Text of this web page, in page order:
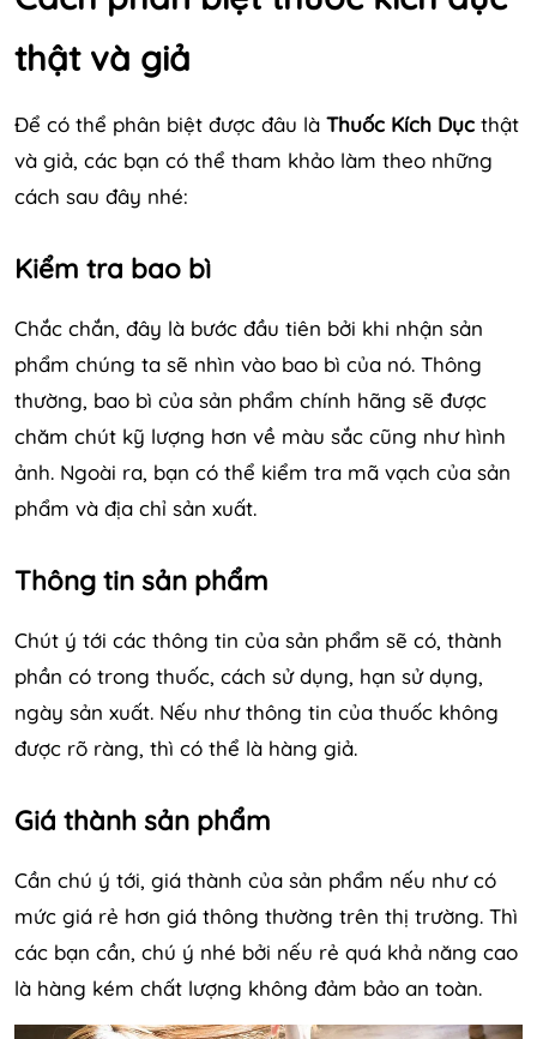
thật và giả
Để có thể phân biệt được đâu là Thuốc Kích Dục thật
và giả, các bạn có thể tham khảo làm theo những
cách sau đây nhé:
Kiểm tra bao bì
Chắc chắn, đây là bước đầu tiên bởi khi nhận sản
phẩm chúng ta sẽ nhìn vào bao bì của nó. Thông
thường, bao bì của sản phẩm chính hãng sẽ được
chăm chút kỹ lượng hơn về màu sắc cũng như hình
ảnh. Ngoài ra, bạn có thể kiểm tra mã vạch của sản
phẩm và địa chỉ sản xuất.
Thông tin sản phẩm
Chút ý tới các thông tin của sản phẩm sẽ có, thành
phần có trong thuốc, cách sử dụng, hạn sử dụng,
ngày sản xuất. Nếu như thông tin của thuốc không
được rõ ràng, thì có thể là hàng giả.
Giá thành sản phẩm
Cần chú ý tới, giá thành của sản phẩm nếu như có
mức giá rẻ hơn giá thông thường trên thị trường. Thì
các bạn cần, chú ý nhé bởi nếu rẻ quá khả năng cao
là hàng kém chất lượng không đảm bảo an toàn.